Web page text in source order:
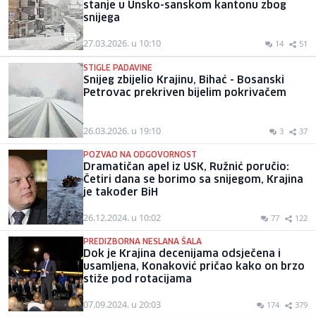
stanje u Unsko-sanskom kantonu zbog
snijega
27.03.2026. u 10:10 14 51
STIGLE PADAVINE
Snijeg zbijelio Krajinu, Bihać - Bosanski
Petrovac prekriven bijelim pokrivačem
26.03.2026. u 19:10 3 37
POZVAO NA ODGOVORNOST
Dramatičan apel iz USK, Ružnić poručio:
Četiri dana se borimo sa snijegom, Krajina
je također BiH
26.12.2024. u 10:02 77 122
PREDIZBORNA NESLANA ŠALA
Dok je Krajina decenijama odsječena i
usamljena, Konaković pričao kako on brzo
stiže pod rotacijama
07.09.2024. u 20:03 174 379